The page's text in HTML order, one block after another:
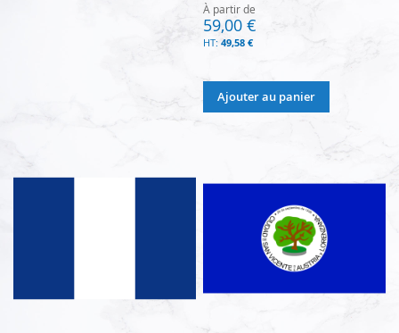
À partir de
59,00 €
49,58 €
Ajouter au panier